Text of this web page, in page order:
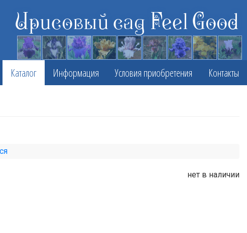
Ирисовый сад Feel Good
Каталог Информация Условия приобретения Контакты
нет в наличии